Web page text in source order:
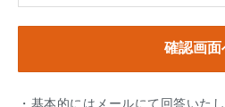
・基本的にはメールにて回答いた